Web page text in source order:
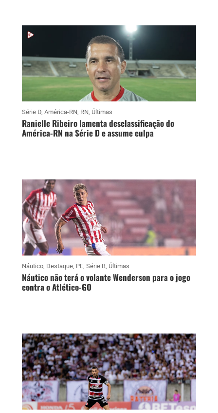
Série D, América-RN, RN, Últimas
Ranielle Ribeiro lamenta desclassificação do
América-RN na Série D e assume culpa
Náutico, Destaque, PE, Série B, Últimas
Náutico não terá o volante Wenderson para o jogo
contra o Atlético-GO